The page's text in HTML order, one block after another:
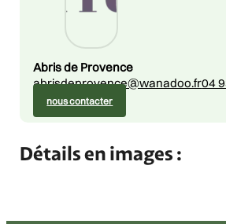
Abris de Provence
abrisdeprovence@wanadoo.fr04
nous contacter
Détails en images :